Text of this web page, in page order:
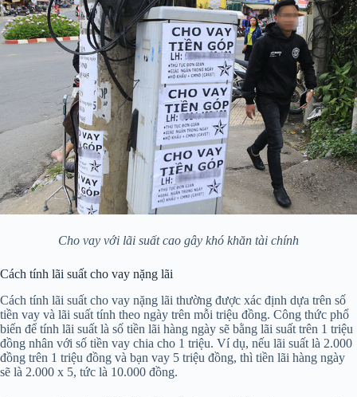
Cho vay với lãi suất cao gây khó khăn tài chính
Cách tính lãi suất cho vay nặng lãi
Cách tính lãi suất cho vay nặng lãi thường được xác định dựa trên số
tiền vay và lãi suất tính theo ngày trên mỗi triệu đồng. Công thức phổ
biến để tính lãi suất là số tiền lãi hàng ngày sẽ bằng lãi suất trên 1 triệu
đồng nhân với số tiền vay chia cho 1 triệu. Ví dụ, nếu lãi suất là 2.000
đồng trên 1 triệu đồng và bạn vay 5 triệu đồng, thì tiền lãi hàng ngày
sẽ là 2.000 x 5, tức là 10.000 đồng.